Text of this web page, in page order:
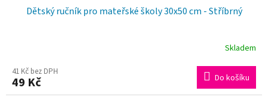
Dětský ručník pro mateřské školy 30x50 cm - Stříbrný
Skladem
41 Kč bez DPH
49 Kč Do košíku